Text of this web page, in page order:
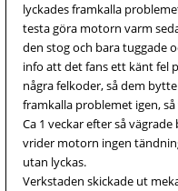
lyckades framkalla
testa göra motorn varm
den stog och bara tuggade
info att det fans ett känt fel
några felkoder, så dem
framkalla problemet igen,
Ca 1 veckar efter så
vrider motorn ingen
utan lyckas.
Verkstaden skickade ut